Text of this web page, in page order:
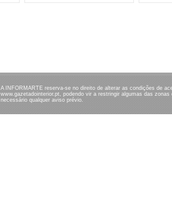
A INFORMARTE reserva-se no direito de alterar as condições de
www.gazetadointerior.pt, podendo vir a restringir algumas das
necessário qualquer aviso prévio.